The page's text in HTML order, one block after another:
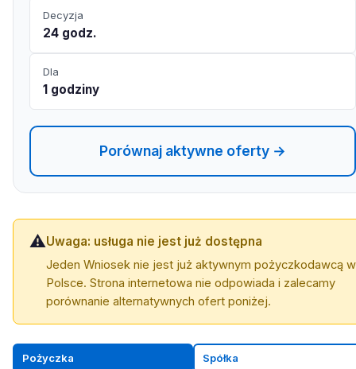
Decyzja
24 godz.
Dla
1 godziny
Porównaj aktywne oferty →
⚠️Uwaga: usługa nie jest już dostępna
Jeden Wniosek nie jest już aktywnym pożyczkodawcą w
Polsce. Strona internetowa nie odpowiada i zalecamy
porównanie alternatywnych ofert poniżej.
Pożyczka Spółka